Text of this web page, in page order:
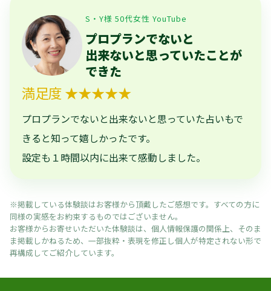
S・Y様 50代女性 YouTube
プロプランでないと
出来ないと思っていたことが
できた
満足度 ★★★★★
プロプランでないと出来ないと思っていた占いもで
きると知って嬉しかったです。
設定も１時間以内に出来て感動しました。
※掲載している体験談はお客様から頂戴したご感想です。すべての方に
同様の実感をお約束するものではございません。
お客様からお寄せいただいた体験談は、個人情報保護の関係上、そのま
ま掲載しかねるため、一部抜粋・表現を修正し個人が特定されない形で
再構成してご紹介しています。